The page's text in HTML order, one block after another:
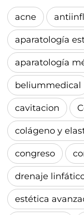
acne
aparatología
aparatología
beliummedical
cavitacion
colágeno y
congreso
drenaje
estética